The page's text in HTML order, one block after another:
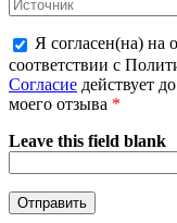
Я согласен(на) на
соответствии с
Согласие действует
моего отзыва *
Leave this field blank